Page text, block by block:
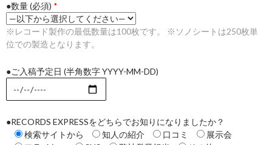
●数量 (必須) *
※レコード製作の最低数量は100枚です。 ※ソノシートは250枚単
位での製造となります。
●ご入稿予定日 (半角数字 YYYY-MM-DD)
●RECORDS EXPRESSをどちらでお知りになりましたか？
検索サイトから
知人の紹介 口コミ
展示会